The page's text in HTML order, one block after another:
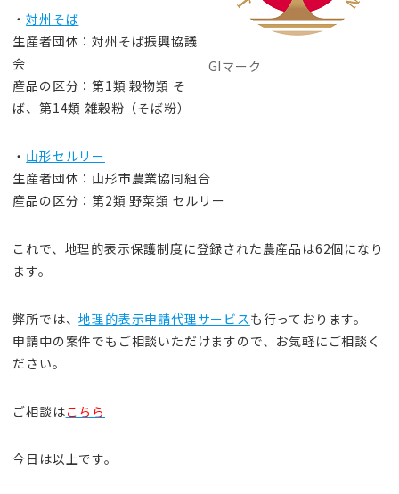
GIマーク
・対州そば
生産者団体：対州そば振興協議
会
産品の区分：第1類 穀物類 そ
ば、第14類 雑穀粉（そば粉）
・ 山形セルリー
生産者団体：山形市農業協同組合
産品の区分：第2類 野菜類 セルリー
これで、地理的表示保護制度に登録された農産品は62個になり
ます。
弊所では、地理的表示申請代理サービス も行っております。
申請中の案件でもご相談いただけますので、お気軽にご相談く
ださい。
ご相談はこちら
今日は以上です。